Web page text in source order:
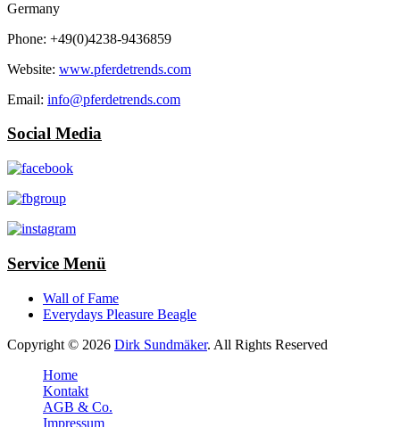
Germany
Phone: +49(0)4238-9436859
Website: www.pferdetrends.com
Email: info@pferdetrends.com
Social Media
Service Menü
Wall of Fame
Everydays Pleasure Beagle
Copyright © 2026 Dirk Sundmäker. All Rights Reserved
Home
Kontakt
AGB & Co.
Impressum